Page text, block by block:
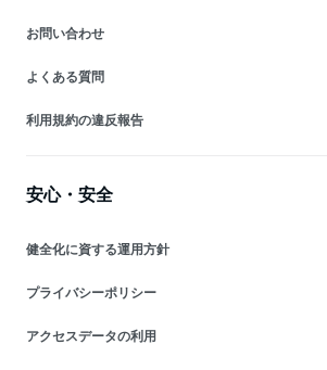
お問い合わせ
よくある質問
利用規約の違反報告
安心・安全
健全化に資する運用方針
プライバシーポリシー
アクセスデータの利用